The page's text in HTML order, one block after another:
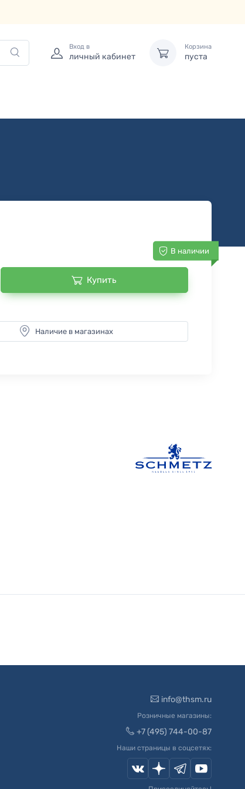
Вход в
личный кабинет
Корзина
пуста
В наличии
Купить
Наличие в магазинах
info@thsm.ru
Розничные магазины:
+7 (495) 744-00-87
Наши страницы в соцсетях: